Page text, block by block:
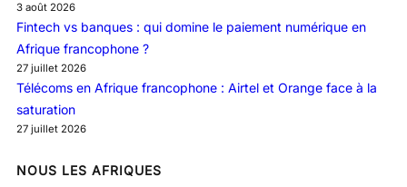
3 août 2026
Fintech vs banques : qui domine le paiement numérique en
Afrique francophone ?
27 juillet 2026
Télécoms en Afrique francophone : Airtel et Orange face à la
saturation
27 juillet 2026
NOUS LES AFRIQUES